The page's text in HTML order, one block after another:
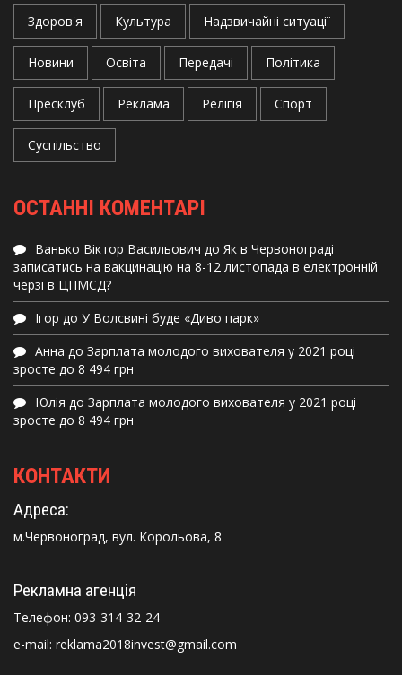
Здоров'я Культура Надзвичайні ситуації
Новини Освіта Передачі Політика
Пресклуб Реклама Релігія Спорт
Суспільство
ОСТАННІ КОМЕНТАРІ
Ванько Віктор Васильович до Як в Червонограді
записатись на вакцинацію на 8-12 листопада в електронній
черзі в ЦПМСД?
Ігор до У Волсвині буде «Диво парк»
Анна до Зарплата молодого вихователя у 2021 році
зросте до 8 494 грн
Юлія до Зарплата молодого вихователя у 2021 році
зросте до 8 494 грн
КОНТАКТИ
Адреса:
м.Червоноград, вул. Корольова, 8
Рекламна агенція
Телефон: 093-314-32-24
e-mail: reklama2018invest@gmail.com